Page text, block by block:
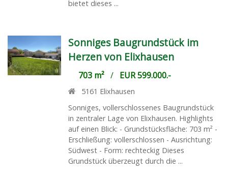
bietet dieses ...
Sonniges Baugrundstück im
Herzen von Elixhausen
703 m²/ EUR 599.000.-
5161 Elixhausen
Sonniges, vollerschlossenes Baugrundstück
in zentraler Lage von Elixhausen. Highlights
auf einen Blick: - Grundstücksfläche: 703 m² -
Erschließung: vollerschlossen - Ausrichtung:
Südwest - Form: rechteckig Dieses
Grundstück überzeugt durch die ...